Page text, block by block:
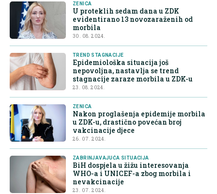
ZENICA
U proteklih sedam dana u ZDK
evidentirano 13 novozaraženih od
morbila
30. 08. 2024.
TREND STAGNACIJE
Epidemiološka situacija još
nepovoljna, nastavlja se trend
stagnacije zaraze morbila u ZDK-u
23. 08. 2024.
ZENICA
Nakon proglašenja epidemije morbila
u ZDK-u, drastično povećan broj
vakcinacije djece
26. 07. 2024.
ZABRINJAVAJUĆA SITUACIJA
BiH dospjela u žižu interesovanja
WHO-a i UNICEF-a zbog morbila i
nevakcinacije
23. 07. 2024.